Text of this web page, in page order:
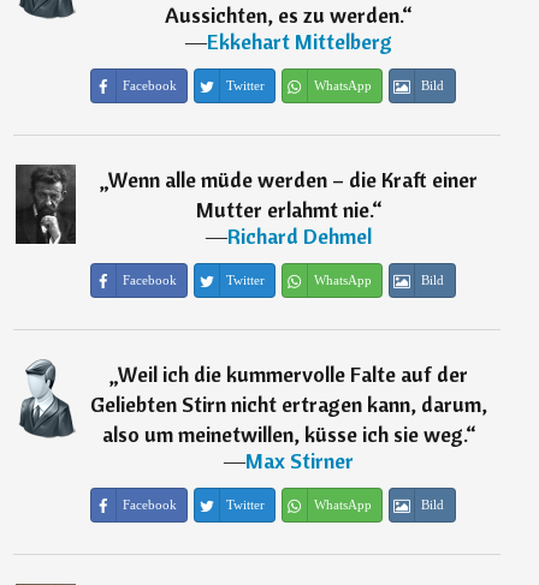
Aussichten, es zu werden.“
―Ekkehart Mittelberg
Facebook Twitter WhatsApp Bild
„Wenn alle müde werden – die Kraft einer
Mutter erlahmt nie.“
―Richard Dehmel
Facebook Twitter WhatsApp Bild
„Weil ich die kummervolle Falte auf der
Geliebten Stirn nicht ertragen kann, darum,
also um meinetwillen, küsse ich sie weg.“
―Max Stirner
Facebook Twitter WhatsApp Bild